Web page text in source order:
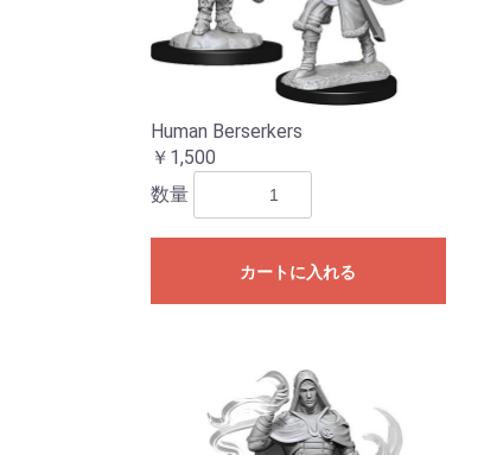
Human Berserkers
￥1,500
数量
カートに入れる